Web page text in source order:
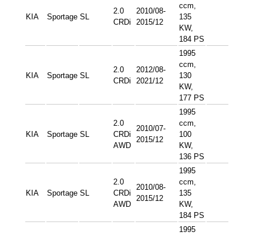
KIA Sportage SL
2.0
CRDi
2010/08-
2015/12
ccm,
135
KW,
184 PS
KIA Sportage SL
2.0
CRDi
2012/08-
2021/12
1995
ccm,
130
KW,
177 PS
KIA Sportage SL
2.0
CRDi
AWD
2010/07-
2015/12
1995
ccm,
100
KW,
136 PS
KIA Sportage SL
2.0
CRDi
AWD
2010/08-
2015/12
1995
ccm,
135
KW,
184 PS
1995